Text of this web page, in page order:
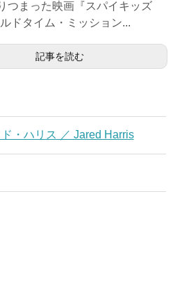
つまった映画『スパイキッズ
ドタイム・ミッション...
記事を読む
ド・ハリス ／ Jared Harris